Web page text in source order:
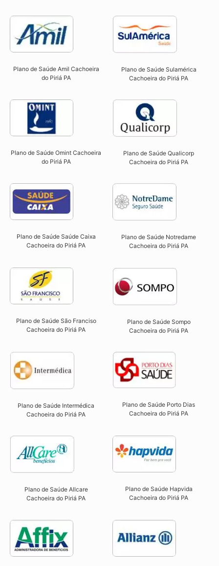
Plano de Saúde Amil Cachoeira
do Piriá PA
Plano de Saúde Sulamérica
Cachoeira do Piriá PA
Plano de Saúde Omint Cachoeira
do Piriá PA​
Plano de Saúde Qualicorp
Cachoeira do Piriá PA​
Plano de Saúde Saúde Caixa
Cachoeira do Piriá PA​
Plano de Saúde Notredame
Cachoeira do Piriá PA​
Plano de Saúde São Franciso
Cachoeira do Piriá PA​
Plano de Saúde Sompo
Cachoeira do Piriá PA​
Plano de Saúde Intermédica
Cachoeira do Piriá PA​
Plano de Saúde Porto Dias
Cachoeira do Piriá PA
Plano de Saúde Allcare
Cachoeira do Piriá PA​
Plano de Saúde Hapvida
Cachoeira do Piriá PA​